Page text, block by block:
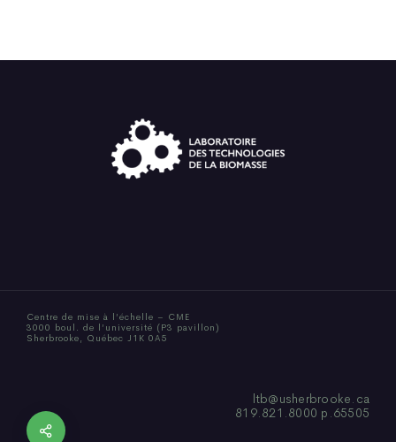
Centre de mise à l’échelle – CME
3000 boul. de l’université (P3 pavillon)
Sherbrooke, Québec J1K 0A5
ltb@usherbrooke.ca
819.821.8000 p.65505